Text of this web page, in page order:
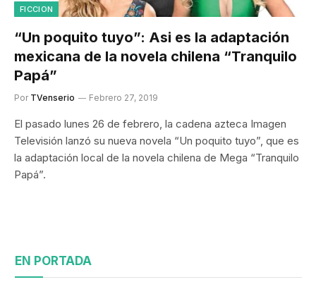
FICCION
“Un poquito tuyo”: Asi es la adaptación
mexicana de la novela chilena “Tranquilo
Papá”
Por TVenserio Febrero 27, 2019
El pasado lunes 26 de febrero, la cadena azteca Imagen
Televisión lanzó su nueva novela “Un poquito tuyo”, que es
la adaptación local de la novela chilena de Mega “Tranquilo
Papá”.
EN PORTADA